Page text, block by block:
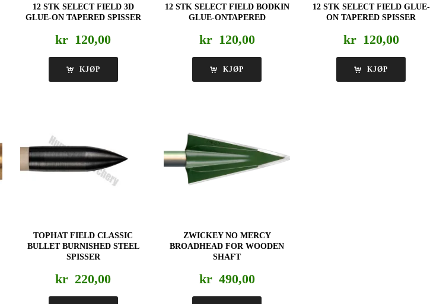
12 STK SELECT FIELD 3D
GLUE-ON TAPERED SPISSER
kr 120,00
KJØP
12 STK SELECT FIELD BODKIN
GLUE-ONTAPERED
kr 120,00
KJØP
12 STK SELECT FIELD GLUE-
ON TAPERED SPISSER
kr 120,00
KJØP
TOPHAT FIELD CLASSIC
BULLET BURNISHED STEEL
SPISSER
kr 220,00
ZWICKEY NO MERCY
BROADHEAD FOR WOODEN
SHAFT
kr 490,00